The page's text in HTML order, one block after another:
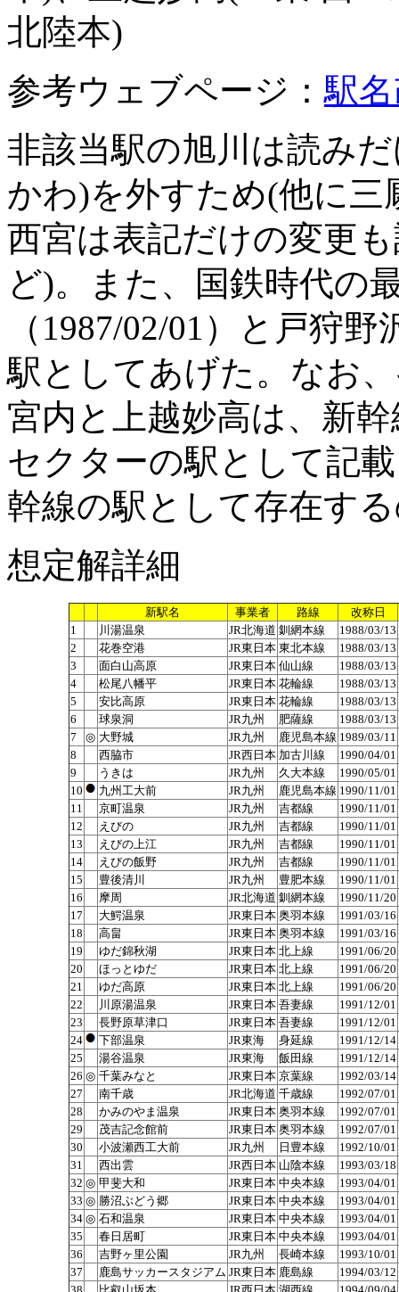
北陸本)
参考ウェブページ：駅
非該当駅の旭川は読み
かわ)を外すため(他に三
西宮は表記だけの変更
ど)。また、国鉄時代の
（1987/02/01）と戸狩
駅としてあげた。なお
宮内と上越妙高は、新
セクターの駅として記
幹線の駅として存在す
想定解詳細
新駅名 事業者 路線
改称日
1
川湯温泉 JR北海道 釧網本線
1988/03/13
2
花巻空港 JR東日本 東北本線
1988/03/13
3
面白山高原 JR東日本 仙山線
1988/03/13
4
松尾八幡平 JR東日本 花輪線
1988/03/13
5
安比高原 JR東日本 花輪線
1988/03/13
6
球泉洞 JR九州 肥薩線
1988/03/13
7
◎ 大野城 JR九州 鹿児島本線 1989/03/11
8
西脇市 JR西日本 加古川線
1990/04/01
9
うきは JR九州 久大本線
1990/05/01
10
九州工大前 JR九州 鹿児島本線 1990/11/01
11
京町温泉 JR九州 吉都線
1990/11/01
12
えびの JR九州 吉都線
1990/11/01
13
えびの上江 JR九州 吉都線
1990/11/01
14
えびの飯野 JR九州 吉都線
1990/11/01
15
豊後清川 JR九州 豊肥本線
1990/11/01
16
摩周 JR北海道 釧網本線
1990/11/20
17
大鰐温泉 JR東日本 奥羽本線
1991/03/16
18
高畠 JR東日本 奥羽本線
1991/03/16
19
ゆだ錦秋湖 JR東日本 北上線
1991/06/20
20
ほっとゆだ JR東日本 北上線
1991/06/20
21
ゆだ高原 JR東日本 北上線
1991/06/20
22
川原湯温泉 JR東日本 吾妻線
1991/12/01
23
長野原草津口 JR東日本 吾妻線
1991/12/01
24
下部温泉 JR東海 身延線
1991/12/14
25
湯谷温泉 JR東海 飯田線
1991/12/14
26 ◎ 千葉みなと JR東日本 京葉線
1992/03/14
27
南千歳 JR北海道 千歳線
1992/07/01
28
かみのやま温泉 JR東日本 奥羽本線
1992/07/01
29
茂吉記念館前 JR東日本 奥羽本線
1992/07/01
30
小波瀬西工大前 JR九州 日豊本線
1992/10/01
31
西出雲 JR西日本 山陰本線
1993/03/18
32 ◎ 甲斐大和 JR東日本 中央本線
1993/04/01
33 ◎ 勝沼ぶどう郷 JR東日本 中央本線
1993/04/01
34 ◎ 石和温泉 JR東日本 中央本線
1993/04/01
35
春日居町 JR東日本 中央本線
1993/04/01
36
吉野ヶ里公園 JR九州 長崎本線
1993/10/01
37
鹿島サッカースタジアム JR東日本 鹿島線
1994/03/12